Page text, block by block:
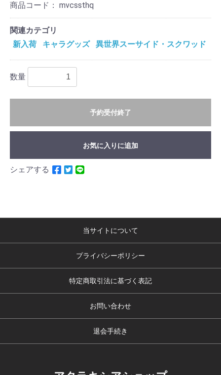
商品コード： mvcssthq
関連カテゴリ
新入荷
キャラグッズ 異世界スーサイド・スクワッド
数量
予約受付終了
お気に入りに追加
シェアする
当サイトについて
プライバシーポリシー
特定商取引法に基づく表記
お問い合わせ
退会手続き